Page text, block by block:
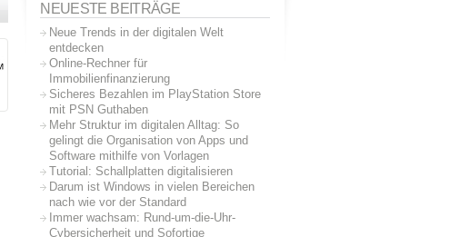
NEUESTE BEITRÄGE
Neue Trends in der digitalen Welt
entdecken
Online-Rechner für
Immobilienfinanzierung
Sicheres Bezahlen im PlayStation Store
mit PSN Guthaben
Mehr Struktur im digitalen Alltag: So
gelingt die Organisation von Apps und
Software mithilfe von Vorlagen
Tutorial: Schallplatten digitalisieren
Darum ist Windows in vielen Bereichen
nach wie vor der Standard
Immer wachsam: Rund-um-die-Uhr-
Cybersicherheit und Sofortige